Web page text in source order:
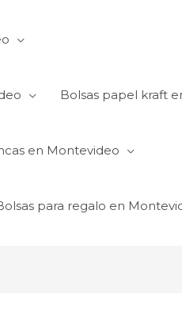
Bolsas papel kraft
en Montevideo
para regalo en